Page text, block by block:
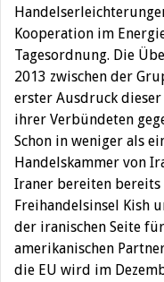
Kooperation im
Tagesordnung. Die
2013 zwischen der
erster Ausdruck
ihrer Verbündeten
Schon in weniger als
Handelskammer von
Iraner bereiten
Freihandelsinsel Kish
der iranischen Seite
amerikanischen
die EU wird im